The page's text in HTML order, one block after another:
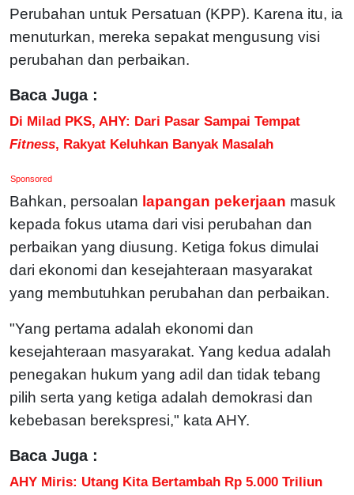
Perubahan untuk Persatuan (KPP). Karena itu, ia
menuturkan, mereka sepakat mengusung visi
perubahan dan perbaikan.
Baca Juga :
Di Milad PKS, AHY: Dari Pasar Sampai Tempat
Fitness, Rakyat Keluhkan Banyak Masalah
Sponsored
Bahkan, persoalan lapangan pekerjaan masuk
kepada fokus utama dari visi perubahan dan
perbaikan yang diusung. Ketiga fokus dimulai
dari ekonomi dan kesejahteraan masyarakat
yang membutuhkan perubahan dan perbaikan.
"Yang pertama adalah ekonomi dan
kesejahteraan masyarakat. Yang kedua adalah
penegakan hukum yang adil dan tidak tebang
pilih serta yang ketiga adalah demokrasi dan
kebebasan berekspresi," kata AHY.
Baca Juga :
AHY Miris: Utang Kita Bertambah Rp 5.000 Triliun